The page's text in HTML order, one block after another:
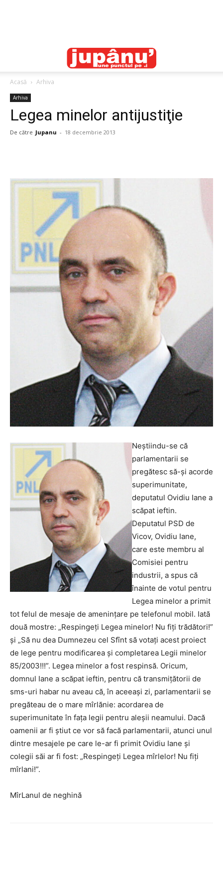
Acasă Arhiva
Arhiva
Legea minelor antijustiţie
De către Jupanu - 18 decembrie 2013
Neştiindu-se că
parlamentarii se
pregătesc să-şi acorde
superimunitate,
deputatul Ovidiu Iane a
scăpat ieftin.
Deputatul PSD de
Vicov, Ovidiu Iane,
care este membru al
Comisiei pentru
industrii, a spus că
înainte de votul pentru
Legea minelor a primit
tot felul de mesaje de ameninţare pe telefonul mobil. Iată
două mostre: „Respingeţi Legea minelor! Nu fiţi trădători!”
şi „Să nu dea Dumnezeu cel Sfînt să votaţi acest proiect
de lege pentru modificarea şi completarea Legii minelor
85/2003!!!”. Legea minelor a fost respinsă. Oricum,
domnul Iane a scăpat ieftin, pentru că transmiţătorii de
sms-uri habar nu aveau că, în aceeaşi zi, parlamentarii se
pregăteau de o mare mîrlănie: acordarea de
superimunitate în faţa legii pentru aleşii neamului. Dacă
oamenii ar fi ştiut ce vor să facă parlamentarii, atunci unul
dintre mesajele pe care le-ar fi primit Ovidiu Iane şi
colegii săi ar fi fost: „Respingeţi Legea mîrlelor! Nu fiţi
mîrlani!”.
MîrLanul de neghină